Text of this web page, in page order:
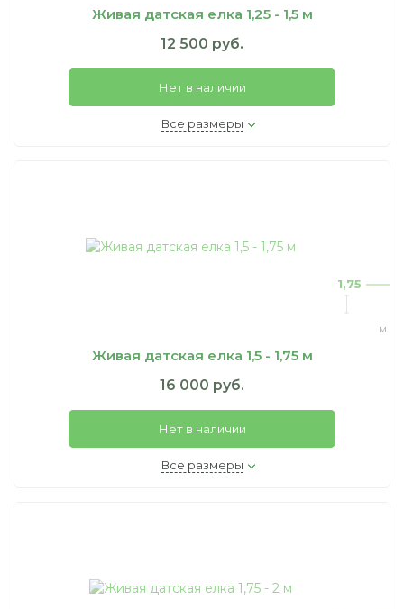
Живая датская елка 1,25 - 1,5 м
12 500 руб.
Нет в наличии
Все размеры
м
1,75
Живая датская елка 1,5 - 1,75 м
16 000 руб.
Нет в наличии
Все размеры